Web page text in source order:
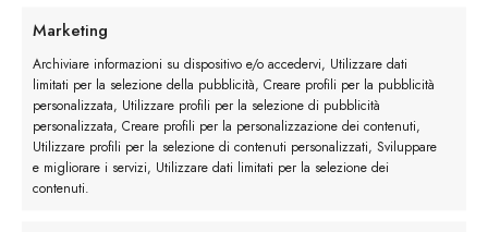
Marketing
Archiviare informazioni su dispositivo e/o accedervi, Utilizzare dati
limitati per la selezione della pubblicità, Creare profili per la pubblicità
personalizzata, Utilizzare profili per la selezione di pubblicità
personalizzata, Creare profili per la personalizzazione dei contenuti,
Utilizzare profili per la selezione di contenuti personalizzati, Sviluppare
e migliorare i servizi, Utilizzare dati limitati per la selezione dei
contenuti.